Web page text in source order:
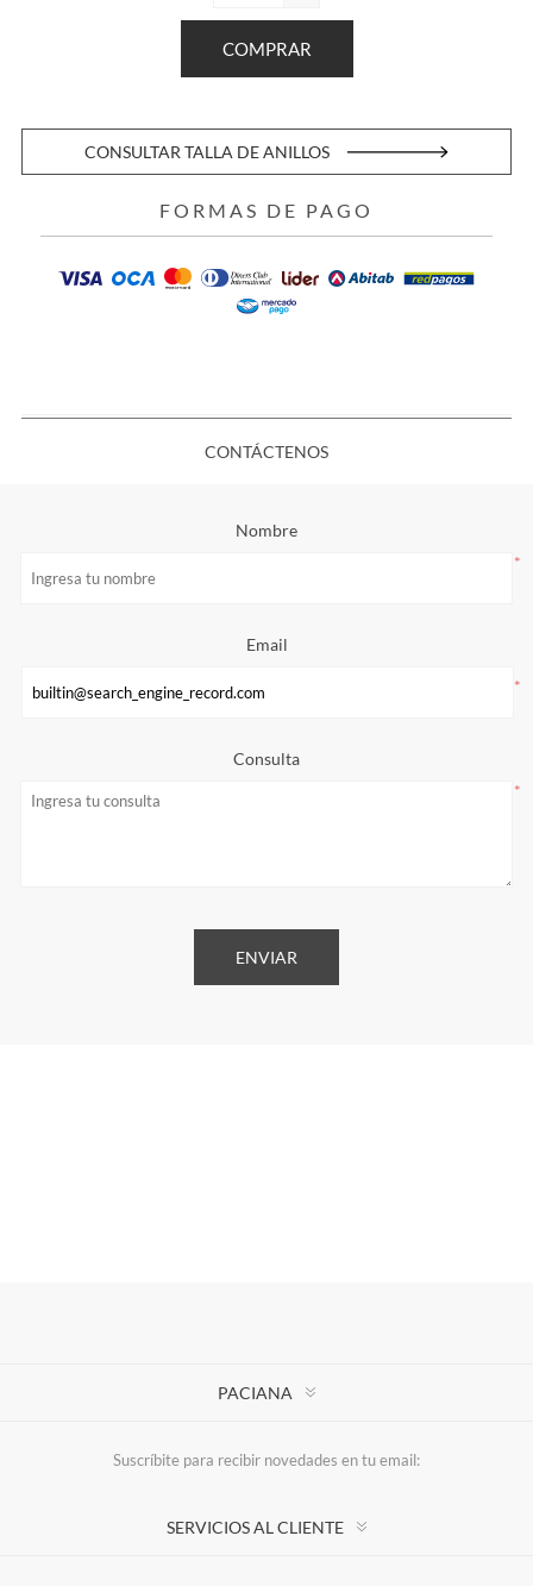
CONSULTAR TALLA DE ANILLOS
FORMAS DE PAGO
CONTÁCTENOS
Nombre
*
Email
*
Consulta
*
PACIANA
Suscríbite para recibir novedades en tu email:
SERVICIOS AL CLIENTE